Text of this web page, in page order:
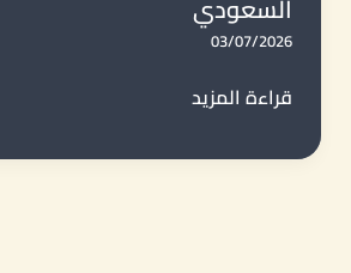
السعودي
03/07/2026
شركة
أسطح
قراءة المزيد